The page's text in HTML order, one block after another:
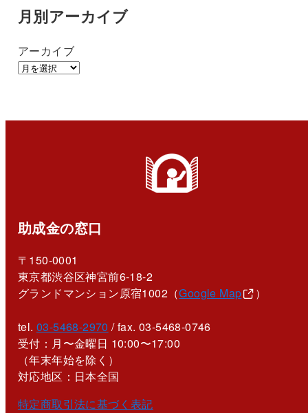
月別アーカイブ
アーカイブ
助成金の窓口
〒150-0001
東京都渋谷区神宮前6-18-2
グランドマンション原宿1002（Google Map ）
tel. 03-5468-2970 / fax. 03-5468-0746
受付：月〜金曜日 10:00〜17:00
（年末年始を除く）
対応地区：日本全国
特定商取引法に基づく表記